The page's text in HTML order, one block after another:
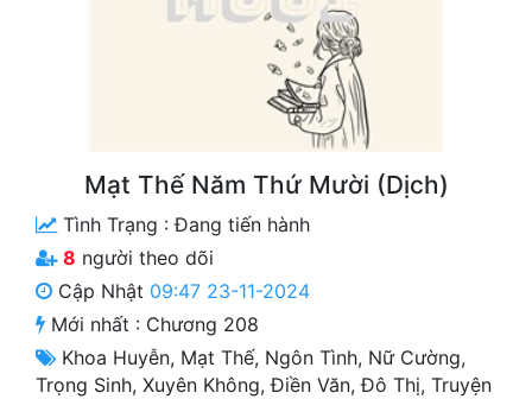
Cung Đấu
Cạnh Kỹ
Cổ Tiên Hiệp
Mạt Thế Năm Thứ Mười (Dịch)
Tình Trạng :Đang tiến hành
8 người theo dõi
Cập Nhật 09:47 23-11-2024
Mới nhất : Chương 208
Khoa Huyễn, Mạt Thế, Ngôn Tình, Nữ Cường,
Trọng Sinh, Xuyên Không,Điền Văn,Đô Thị, Truyện